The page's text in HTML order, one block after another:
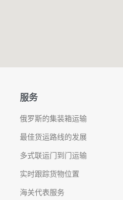
服务
俄罗斯的集装箱运输
最佳货运路线的发展
多式联运门到门运输
实时跟踪货物位置
海关代表服务